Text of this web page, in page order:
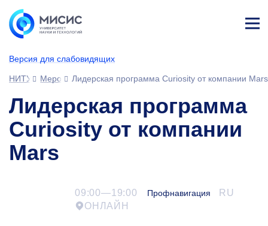
Версия для слабовидящих
ине
НИТУ МИСИСМероприятияЛидерская программа Curiosity от компании Mars
Лидерская программа
Curiosity от компании
Mars
09:00—19:00 Профнавигация
RU
ОНЛАЙН